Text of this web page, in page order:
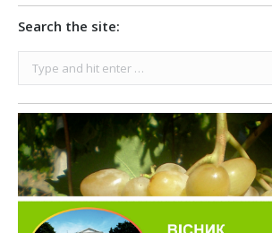
Search the site: